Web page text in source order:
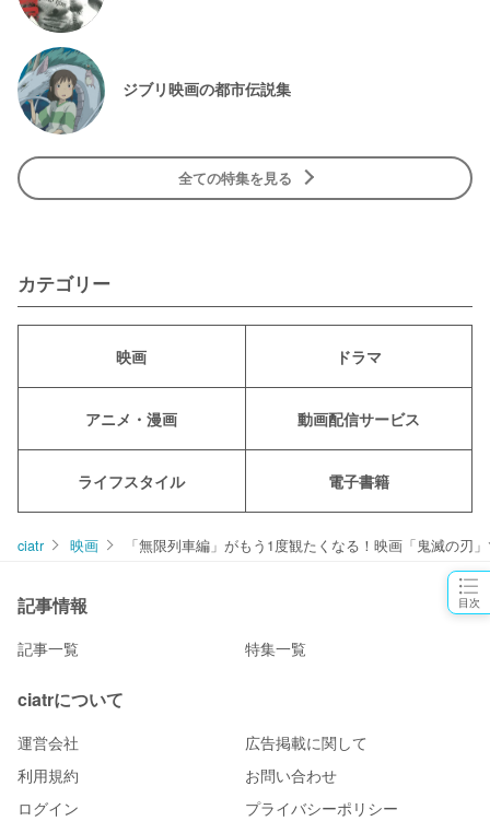
目次
ジブリ映画の都市伝説集
全ての特集を見る
カテゴリー
映画 ドラマ
アニメ・漫画 動画配信サービス
ライフスタイル 電子書籍
ciatr 映画 「無限列車編」がもう1度観たくなる！映画「鬼滅の刃
記事情報
記事一覧 特集一覧
ciatrについて
運営会社
広告掲載に関して
利用規約
お問い合わせ
ログイン
プライバシーポリシー